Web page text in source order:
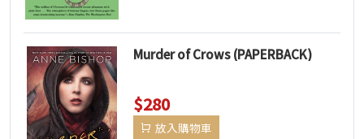
Murder of Crows (PAPERBACK)
$280
放入購物車